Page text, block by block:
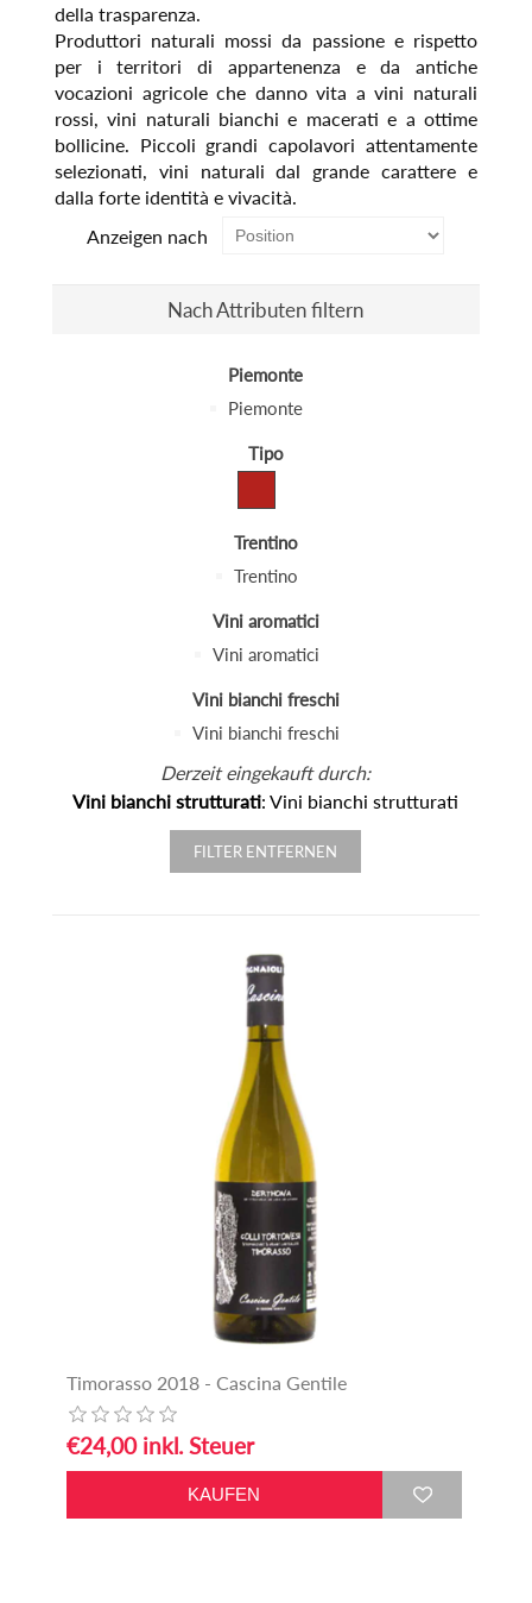
della trasparenza.
Produttori naturali mossi da passione e rispetto
per i territori di appartenenza e da antiche
vocazioni agricole che danno vita a vini naturali
rossi, vini naturali bianchi e macerati e a ottime
bollicine. Piccoli grandi capolavori attentamente
selezionati, vini naturali dal grande carattere e
dalla forte identità e vivacità.
Anzeigen nach
Nach Attributen filtern
Piemonte
Piemonte
Tipo
Trentino
Trentino
Vini aromatici
Vini aromatici
Vini bianchi freschi
Vini bianchi freschi
Derzeit eingekauft durch:
Vini bianchi strutturati: Vini bianchi strutturati
FILTER ENTFERNEN
Timorasso 2018 - Cascina Gentile
€24,00 inkl. Steuer